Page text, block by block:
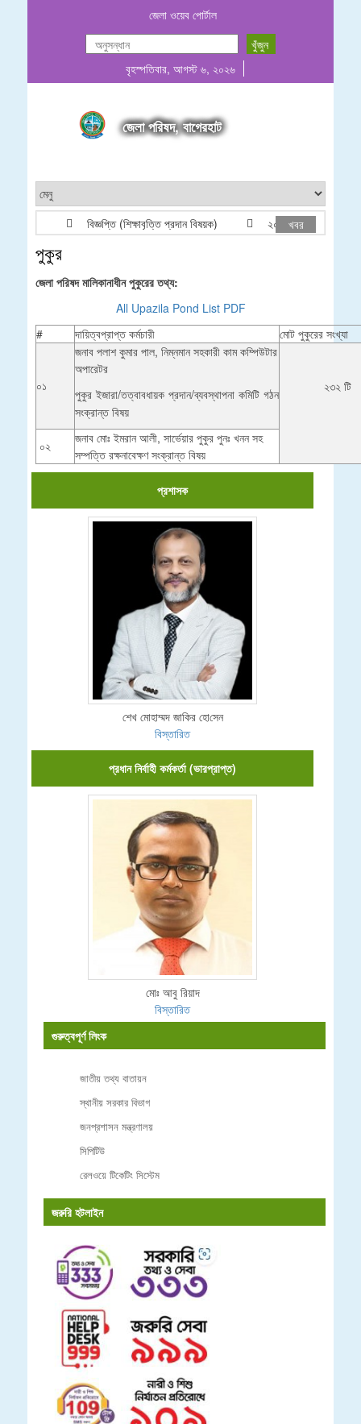
জেলা ওয়েব পোর্টাল
বৃহস্পতিবার, আগস্ট ৬, ২০২৬
জেলা পরিষদ, বাগেরহাট
বিজ্ঞপ্তি (শিক্ষাবৃত্তি প্রদান বিষয়ক) ২০২৬-২০২৭ অর্থবছরের জন্য
খবর
পুকুর
জেলা পরিষদ মালিকানাধীন পুকুরের তথ্য:
All Upazila Pond List PDF
#
দায়িত্বপ্রাপ্ত কর্মচারী মোট পুকুরের সংখ্যা
০১
জনাব পলাশ কুমার পাল, নিম্নমান সহকারী কাম কম্পিউটার
অপারেটর
পুকুর ইজারা/তত্বাবধায়ক প্রদান/ব্যবস্থাপনা কমিটি গঠন
সংক্রান্ত বিষয়
২৩২ টি
০২
জনাব মোঃ ইমরান আলী, সার্ভেয়ার পুকুর পুনঃ খনন সহ
সম্পত্তি রক্ষনাবেক্ষণ সংক্রান্ত বিষয়
প্রশাসক
শেখ মোহাম্মদ জা‌কির হো‌সেন
বিস্তারিত
প্রধান নির্বাহী কর্মকর্তা (ভারপ্রাপ্ত)
মোঃ আবু রিয়াদ
বিস্তারিত
গুরুত্বপূর্ণ লিংক
জাতীয় তথ্য বাতায়ন
স্থানীয় সরকার বিভাগ
জনপ্রশাসন মন্ত্রণালয়
সিপিটিউ
রেলওয়ে টিকেটিং সিস্টেম
জরুরি হটলাইন